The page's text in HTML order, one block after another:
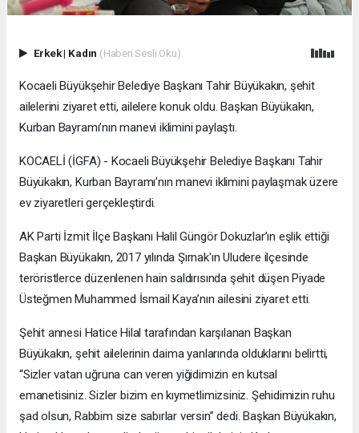
Erkek| Kadın (Haberi Sesli Oku)
Kocaeli Büyükşehir Belediye Başkanı Tahir Büyükakın, şehit
ailelerini ziyaret etti, ailelere konuk oldu. Başkan Büyükakın,
Kurban Bayramı’nın manevi iklimini paylaştı.
KOCAELİ (İGFA) - Kocaeli Büyükşehir Belediye Başkanı Tahir
Büyükakın, Kurban Bayramı’nın manevi iklimini paylaşmak üzere
ev ziyaretleri gerçekleştirdi.
AK Parti İzmit İlçe Başkanı Halil Güngör Dokuzlar’ın eşlik ettiği
Başkan Büyükakın, 2017 yılında Şırnak'ın Uludere ilçesinde
teröristlerce düzenlenen hain saldırısında şehit düşen Piyade
Üsteğmen Muhammed İsmail Kaya’nın ailesini ziyaret etti.
Şehit annesi Hatice Hilal tarafından karşılanan Başkan
Büyükakın, şehit ailelerinin daima yanlarında olduklarını belirtti,
“Sizler vatan uğruna can veren yiğidimizin en kutsal
emanetisiniz. Sizler bizim en kıymetlimizsiniz. Şehidimizin ruhu
şad olsun, Rabbim size sabırlar versin” dedi. Başkan Büyükakın,